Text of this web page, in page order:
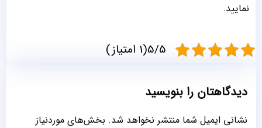
نمایید.
5/5(1 امتیاز)
دیدگاهتان را بنویسید
نشانی ایمیل شما منتشر نخواهد شد. بخش‌های موردنیاز